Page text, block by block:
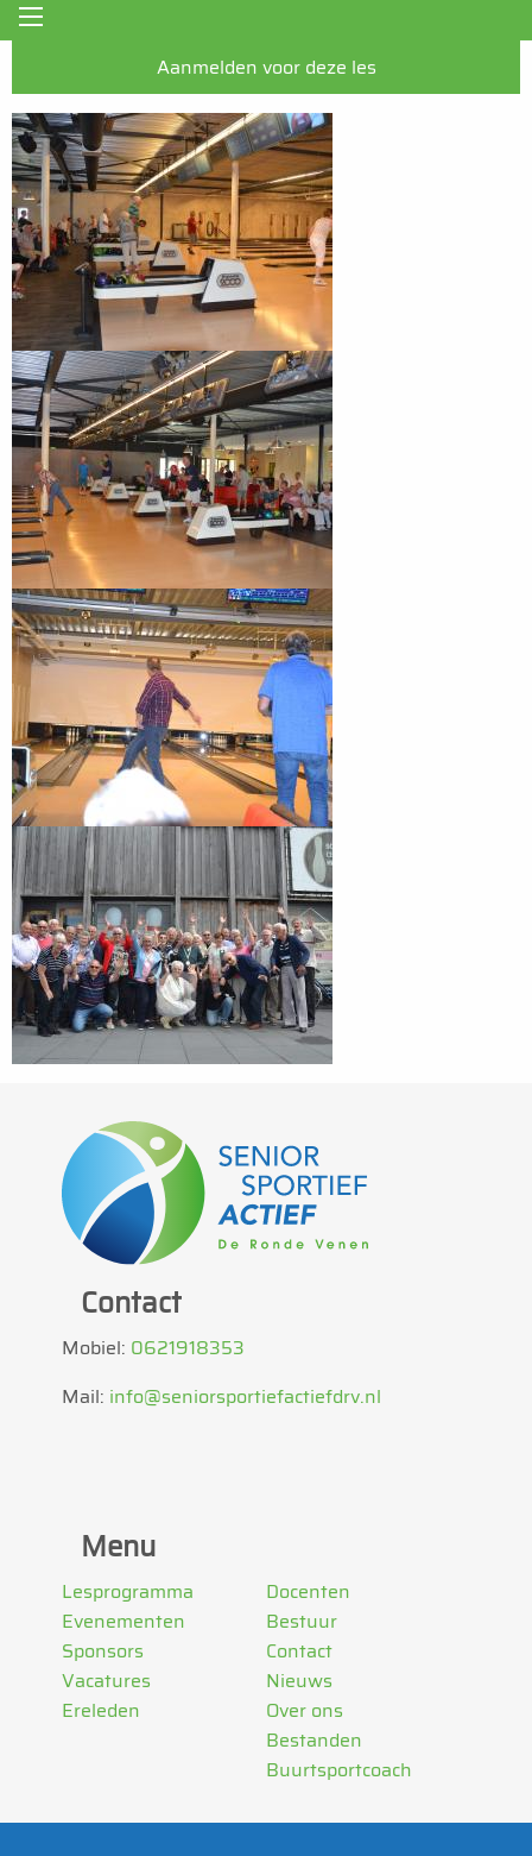
Aanmelden voor deze les
Contact
Mobiel: 0621918353
Mail: info@seniorsportiefactiefdrv.nl
Menu
Lesprogramma
Evenementen
Sponsors
Vacatures
Ereleden
Docenten
Bestuur
Contact
Nieuws
Over ons
Bestanden
Buurtsportcoach